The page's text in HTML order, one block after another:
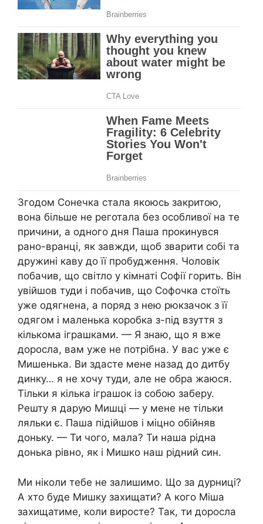
Згодом Сонечка стала якоюсь закритою,
вона більше не реготала без особливої на те
причини, а одного дня Паша прокинувся
рано-вранці, як завжди, щоб зварити собі та
дружині каву до її пробудження. Чоловік
побачив, що світло у кімнаті Софії горить. Він
увійшов туди і побачив, що Софочка стоїть
уже одягнена, а поряд з нею рюкзачок з її
одягом і маленька коробка з-під взуття з
кількома іграшками. — Я знаю, що я вже
доросла, вам уже не потрібна. У вас уже є
Мишенька. Ви здасте мене назад до дитбу
динку… я не хочу туди, але не обра жаюся.
Тільки я кілька іграшок із собою заберу.
Решту я дарую Мишці — у мене не тільки
ляльки є. Паша підійшов і міцно обійняв
доньку. — Ти чого, мала? Ти наша рідна
донька рівно, як і Мишко наш рідний син.
Ми ніколи тебе не залишимо. Що за дурниці?
А хто буде Мишку захищати? А кого Міша
захищатиме, коли виросте? Так, ти доросла